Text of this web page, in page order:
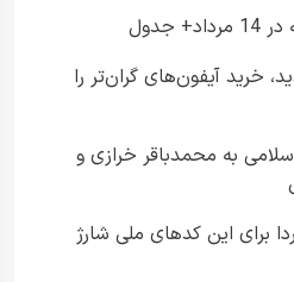
خرید آیفون‌های گران‌تر را
به محمدباقر خرازی و
مرداد ۱۴۰۵ از فردا برای این کدهای ملی شارژ